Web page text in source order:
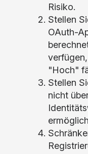
Risiko.
Stellen
OAuth-
"Hoch"
Stellen
nicht